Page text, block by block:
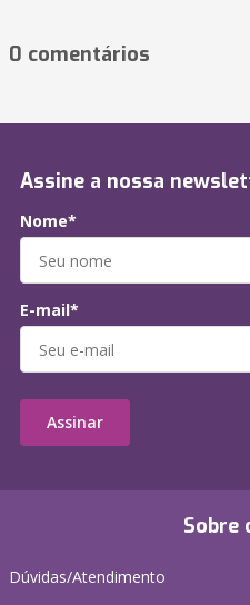
0 comentários
Sobre
Dúvidas/Atendimento
Assine a nossa
Nome*
E-mail*
Assinar